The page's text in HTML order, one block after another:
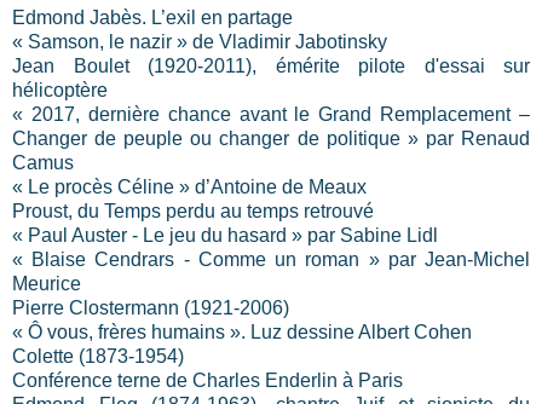
Edmond Jabès. L’exil en partage
« Samson, le nazir » de Vladimir Jabotinsky
Jean Boulet (1920-2011), émérite pilote d'essai sur
hélicoptère
« 2017, dernière chance avant le Grand Remplacement –
Changer de peuple ou changer de politique » par Renaud
Camus
« Le procès Céline » d’Antoine de Meaux
Proust, du Temps perdu au temps retrouvé
« Paul Auster - Le jeu du hasard » par Sabine Lidl
« Blaise Cendrars - Comme un roman » par Jean-Michel
Meurice
Pierre Clostermann (1921-2006)
« Ô vous, frères humains ». Luz dessine Albert Cohen
Colette (1873-1954)
Conférence terne de Charles Enderlin à Paris